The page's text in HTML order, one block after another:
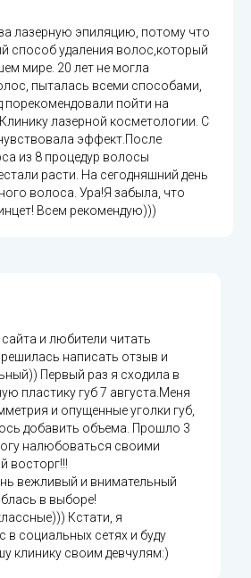
лазерную эпиляцию, потому что
способ удаления волос,который
мире. 20 лет не могла
пыталась всеми способами,
порекомендовали пойти на
лазерной косметологии. С
эффект.После
из 8 процедур волосы
расти. На сегодняшний день
волоса. Ура!Я забыла, что
Всем рекомендую)))
и любители читать
написать отзыв и
Первый раз я сходила в
пластику губ 7 августа.Меня
и опущенные уголки губ,
добавить объема. Прошло 3
налюбоваться своими
восторг!!!
вежливый и внимательный
в выборе!
Кстати, я
в социальных сетях и буду
клинику своим девчулям:)